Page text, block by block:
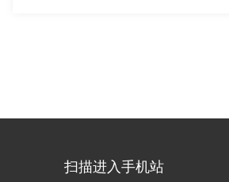
扫描进入手机站